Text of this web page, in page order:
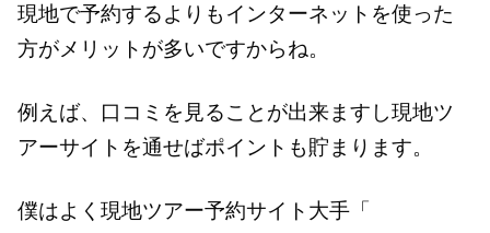
現地で予約するよりもインターネットを使った
方がメリットが多いですからね。
例えば、口コミを見ることが出来ますし現地ツ
アーサイトを通せばポイントも貯まります。
僕はよく現地ツアー予約サイト大手「